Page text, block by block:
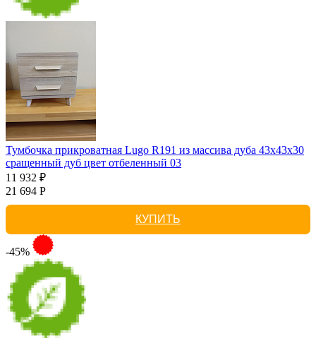
Тумбочка прикроватная Lugo R191 из массива дуба 43х43х30
сращенный дуб цвет отбеленный 03
11 932 ₽
21 694 Р
КУПИТЬ
-45%